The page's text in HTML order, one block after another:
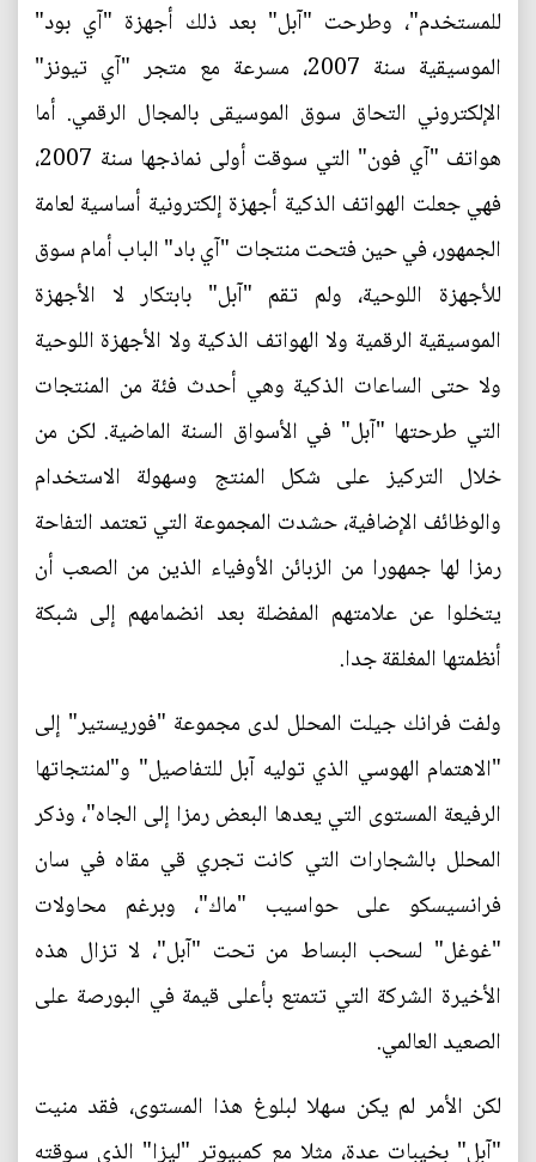
للمستخدم"، وطرحت "آبل" بعد ذلك أجهزة "آي بود"
الموسيقية سنة 2007، مسرعة مع متجر "آي تيونز"
الإلكتروني التحاق سوق الموسيقى بالمجال الرقمي. أما
هواتف "آي فون" التي سوقت أولى نماذجها سنة 2007،
فهي جعلت الهواتف الذكية أجهزة إلكترونية أساسية لعامة
الجمهور، في حين فتحت منتجات "آي باد" الباب أمام سوق
للأجهزة اللوحية، ولم تقم "آبل" بابتكار لا الأجهزة
الموسيقية الرقمية ولا الهواتف الذكية ولا الأجهزة اللوحية
ولا حتى الساعات الذكية وهي أحدث فئة من المنتجات
التي طرحتها "آبل" في الأسواق السنة الماضية. لكن من
خلال التركيز على شكل المنتج وسهولة الاستخدام
والوظائف الإضافية، حشدت المجموعة التي تعتمد التفاحة
رمزا لها جمهورا من الزبائن الأوفياء الذين من الصعب أن
يتخلوا عن علامتهم المفضلة بعد انضمامهم إلى شبكة
أنظمتها المغلقة جدا.
ولفت فرانك جيلت المحلل لدى مجموعة "فوريستير" إلى
"الاهتمام الهوسي الذي توليه آبل للتفاصيل" و"لمنتجاتها
الرفيعة المستوى التي يعدها البعض رمزا إلى الجاه"، وذكر
المحلل بالشجارات التي كانت تجري قي مقاه في سان
فرانسيسكو على حواسيب "ماك"، وبرغم محاولات
"غوغل" لسحب البساط من تحت "آبل"، لا تزال هذه
الأخيرة الشركة التي تتمتع بأعلى قيمة في البورصة على
الصعيد العالمي.
لكن الأمر لم يكن سهلا لبلوغ هذا المستوى، فقد منيت
"آبل" بخيبات عدة، مثلا مع كمبيوتر "ليزا" الذي سوقته